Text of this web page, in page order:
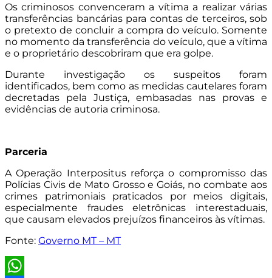
Os criminosos convenceram a vítima a realizar várias
transferências bancárias para contas de terceiros, sob
o pretexto de concluir a compra do veículo. Somente
no momento da transferência do veículo, que a vítima
e o proprietário descobriram que era golpe.
Durante investigação os suspeitos foram
identificados, bem como as medidas cautelares foram
decretadas pela Justiça, embasadas nas provas e
evidências de autoria criminosa.
Parceria
A Operação Interpositus reforça o compromisso das
Polícias Civis de Mato Grosso e Goiás, no combate aos
crimes patrimoniais praticados por meios digitais,
especialmente fraudes eletrônicas interestaduais,
que causam elevados prejuízos financeiros às vítimas.
Fonte: Governo MT – MT